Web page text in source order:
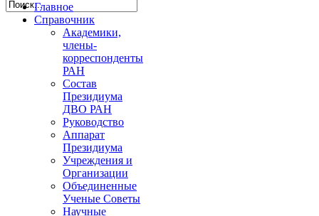
Главное
Справочник
Академики,
члены-
корреспонденты
РАН
Состав
Президиума
ДВО РАН
Руководство
Аппарат
Президиума
Учреждения и
Организации
Объединенные
Ученые Советы
Научные